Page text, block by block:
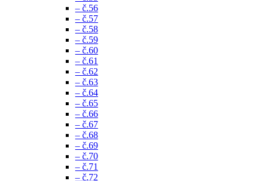
– č.56
– č.57
– č.58
– č.59
– č.60
– č.61
– č.62
– č.63
– č.64
– č.65
– č.66
– č.67
– č.68
– č.69
– č.70
– č.71
– č.72